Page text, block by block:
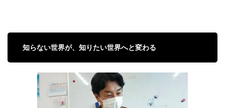
知らない世界が、知りたい世界へと変わる